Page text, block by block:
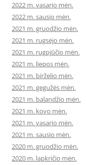
2022 m. vasario mėn.
2022 m. sausio mėn.
2021 m. gruodžio mėn.
2021 m. rugsėjo mėn.
2021 m. rugpjūčio mėn.
2021 m. liepos mėn.
2021 m. birželio mėn.
2021 m. gegužės mėn.
2021 m. balandžio mėn.
2021 m. kovo mėn.
2021 m. vasario mėn.
2021 m. sausio mėn.
2020 m. gruodžio mėn.
2020 m. lapkričio mėn.